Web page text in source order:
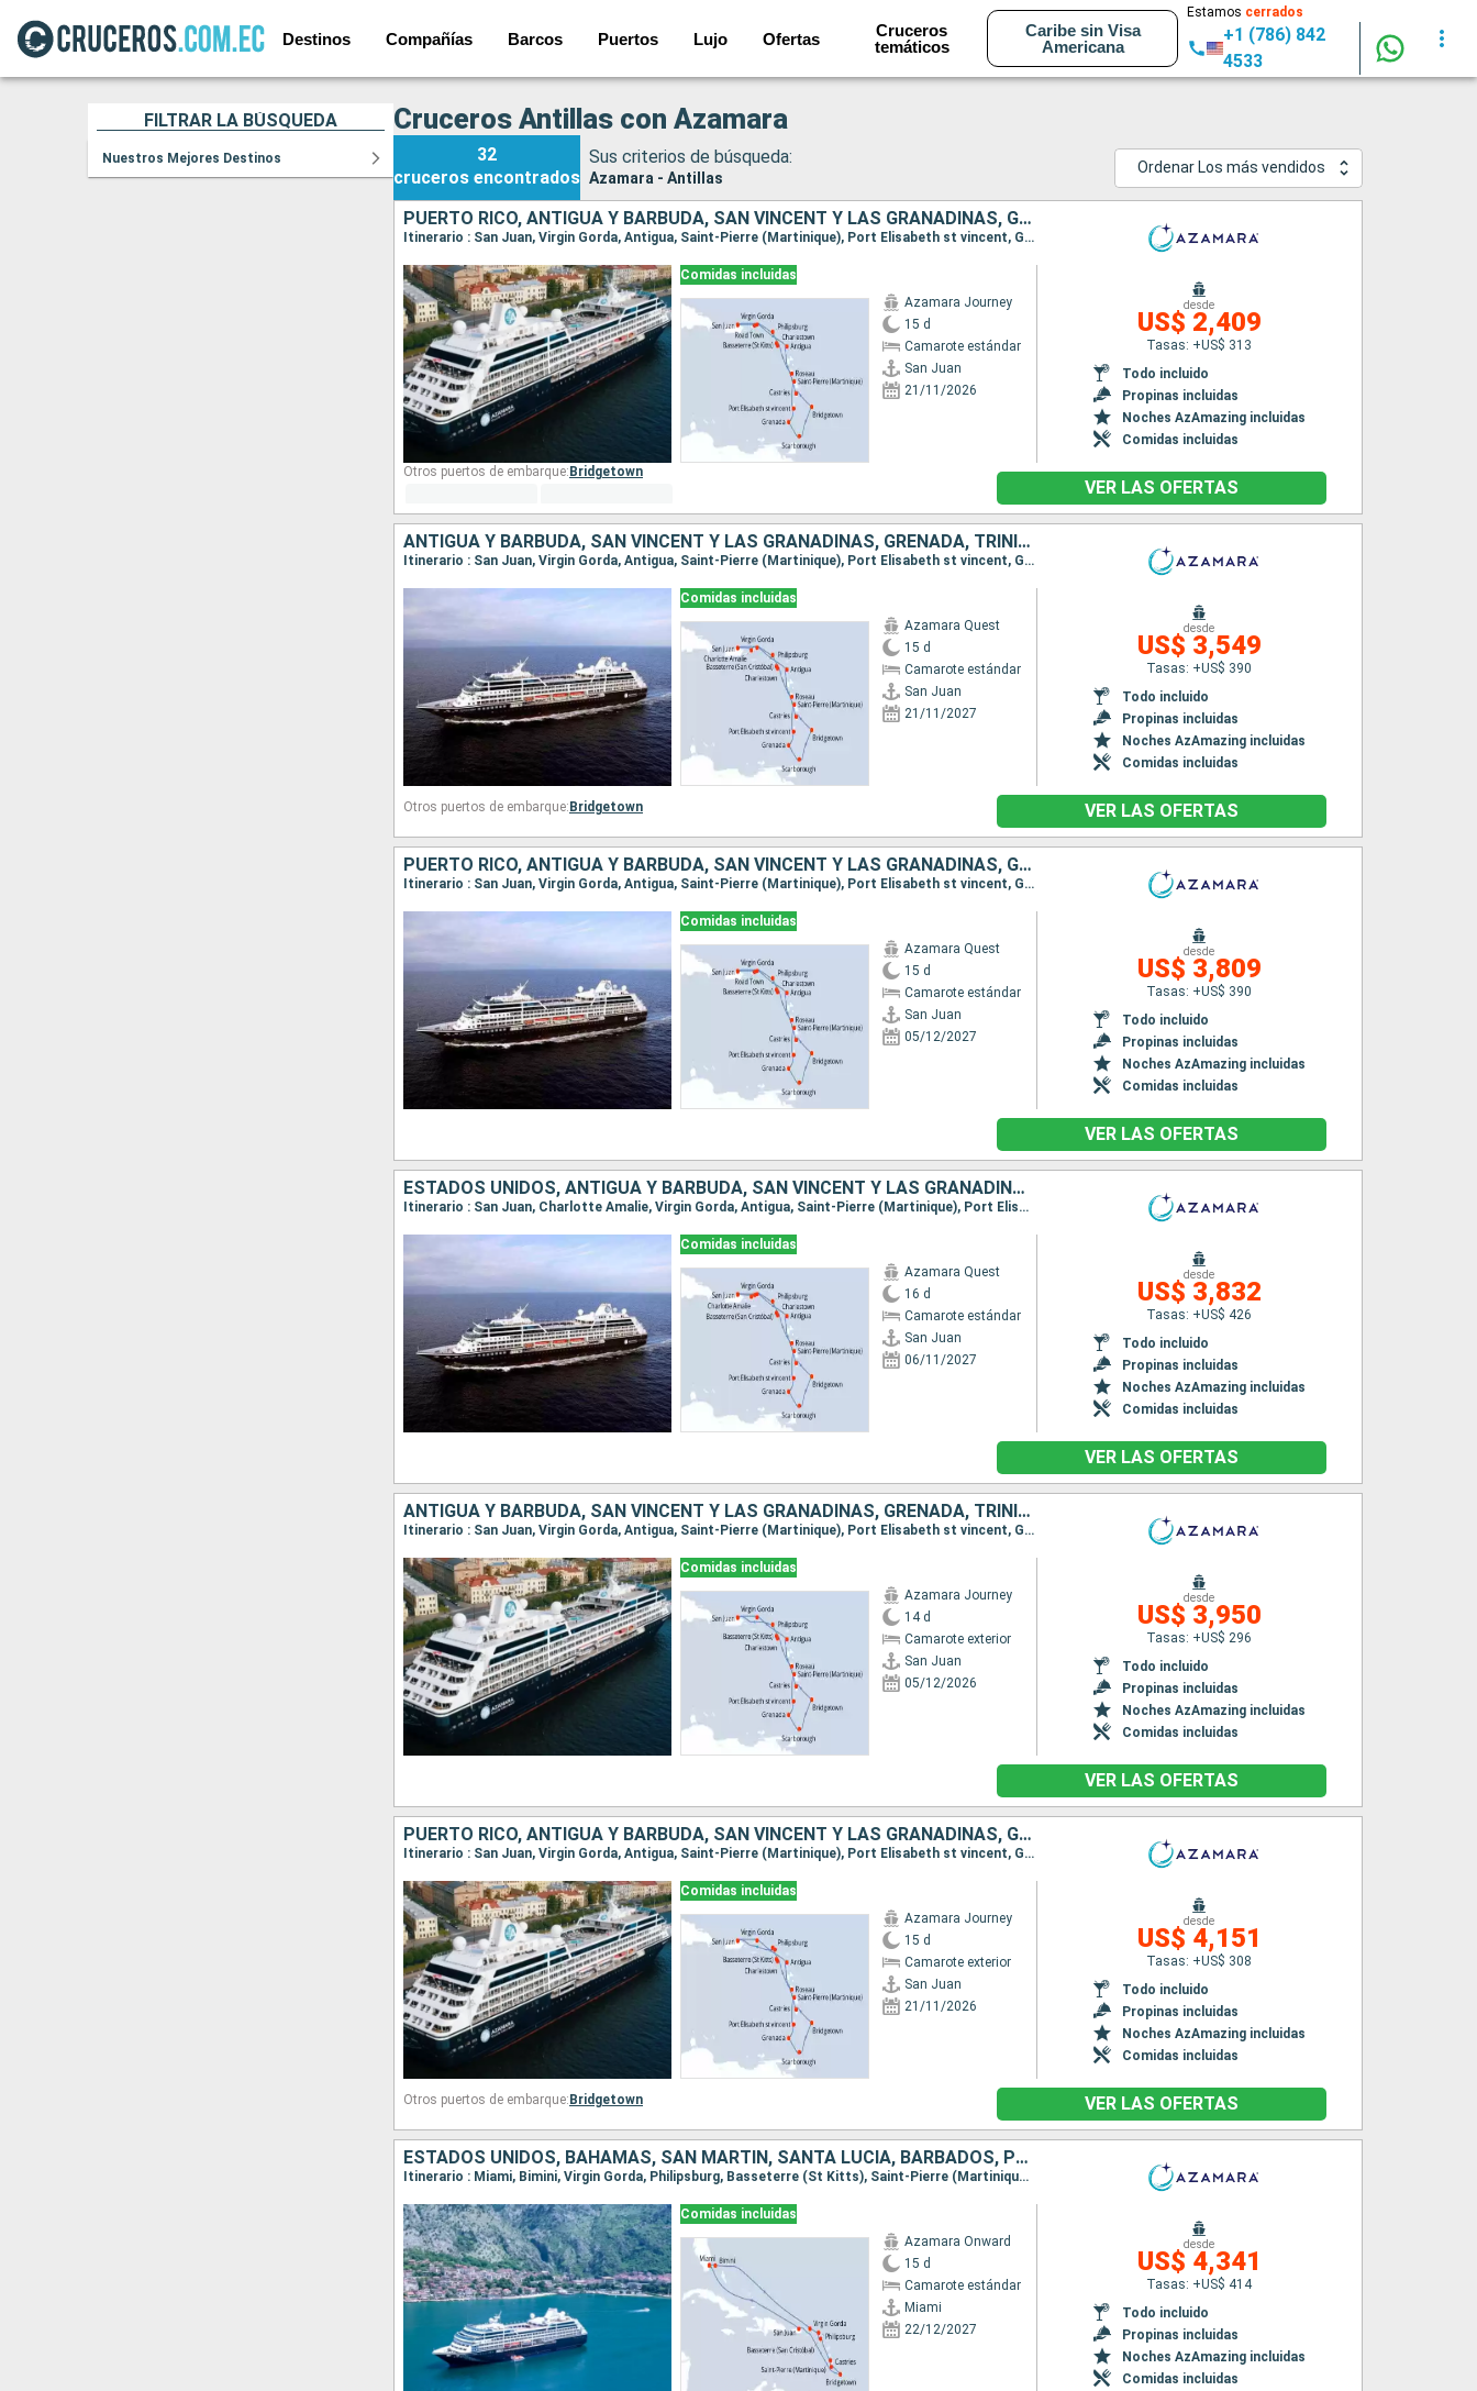
Destinos Compañías Barcos Puertos Lujo Ofertas
Cruceros
temáticos
Caribe sin Visa
Americana
Estamos cerrados
+1 (786) 842
4533
FILTRAR LA BÚSQUEDA
Nuestros Mejores Destinos
Cruceros Antillas con Azamara
32
cruceros encontrados
Sus criterios de búsqueda:
Azamara - Antillas
Ordenar Los más vendidos
PUERTO RICO, ANTIGUA Y BARBUDA, SAN VINCENT Y LAS GRANADINAS, GRENADA, TRINIDAD Y TOBAGO, BARBADOS, SANTA LUCIA, DOMINICA, SAN MARTÍN
Itinerario : San Juan, Virgin Gorda, Antigua, Saint-Pierre (Martinique), Port Elisabeth st vincent, Grenada, Scarborough, Bridgetown, Castries, Roseau, Basseterre (St Kitts), Charlestown, Philipsburg, Road Town, San Juan
Comidas incluidas
Azamara Journey
15 d
Camarote estándar
San Juan
21/11/2026
desde
US$ 2,409
Tasas: +US$ 313
Todo incluido
Propinas incluidas
Noches AzAmazing incluidas
Comidas incluidas
Otros puertos de embarque: Bridgetown
VER LAS OFERTAS
ANTIGUA Y BARBUDA, SAN VINCENT Y LAS GRANADINAS, GRENADA, TRINIDAD Y TOBAGO, BARBADOS, SANTA LUCIA, DOMINICA, SAN MARTÍN, ESTADOS UNIDOS, PUERTO RICO
Itinerario : San Juan, Virgin Gorda, Antigua, Saint-Pierre (Martinique), Port Elisabeth st vincent, Grenada, Scarborough, Bridgetown, Castries, Roseau, Basseterre (St Kitts), Charlestown, Philipsburg, Charlotte Amalie, San Juan
Comidas incluidas
Azamara Quest
15 d
Camarote estándar
San Juan
21/11/2027
desde
US$ 3,549
Tasas: +US$ 390
Todo incluido
Propinas incluidas
Noches AzAmazing incluidas
Comidas incluidas
Otros puertos de embarque: Bridgetown VER LAS OFERTAS
PUERTO RICO, ANTIGUA Y BARBUDA, SAN VINCENT Y LAS GRANADINAS, GRENADA, TRINIDAD Y TOBAGO, BARBADOS, SANTA LUCIA, DOMINICA, SAN MARTÍN
Itinerario : San Juan, Virgin Gorda, Antigua, Saint-Pierre (Martinique), Port Elisabeth st vincent, Grenada, Scarborough, Bridgetown, Castries, Roseau, Basseterre (St Kitts), Charlestown, Philipsburg, Road Town, San Juan
Comidas incluidas
Azamara Quest
15 d
Camarote estándar
San Juan
05/12/2027
desde
US$ 3,809
Tasas: +US$ 390
Todo incluido
Propinas incluidas
Noches AzAmazing incluidas
Comidas incluidas
VER LAS OFERTAS
ESTADOS UNIDOS, ANTIGUA Y BARBUDA, SAN VINCENT Y LAS GRANADINAS, GRENADA, TRINIDAD Y TOBAGO, BARBADOS, SANTA LUCIA, DOMINICA, SAN MARTÍN, PUERTO RICO
Itinerario : San Juan, Charlotte Amalie, Virgin Gorda, Antigua, Saint-Pierre (Martinique), Port Elisabeth st vincent, Grenada, Scarborough, Bridgetown, Castries, Roseau, Basseterre (St Kitts), Charlestown, Philipsburg, Road Town, San Juan
Comidas incluidas
Azamara Quest
16 d
Camarote estándar
San Juan
06/11/2027
desde
US$ 3,832
Tasas: +US$ 426
Todo incluido
Propinas incluidas
Noches AzAmazing incluidas
Comidas incluidas
VER LAS OFERTAS
ANTIGUA Y BARBUDA, SAN VINCENT Y LAS GRANADINAS, GRENADA, TRINIDAD Y TOBAGO, BARBADOS, SANTA LUCIA, DOMINICA, SAN MARTÍN, PUERTO RICO
Itinerario : San Juan, Virgin Gorda, Antigua, Saint-Pierre (Martinique), Port Elisabeth st vincent, Grenada, Scarborough, Bridgetown, Castries, Roseau, Basseterre (St Kitts), Charlestown, Philipsburg, San Juan
Comidas incluidas
Azamara Journey
14 d
Camarote exterior
San Juan
05/12/2026
desde
US$ 3,950
Tasas: +US$ 296
Todo incluido
Propinas incluidas
Noches AzAmazing incluidas
Comidas incluidas
VER LAS OFERTAS
PUERTO RICO, ANTIGUA Y BARBUDA, SAN VINCENT Y LAS GRANADINAS, GRENADA, TRINIDAD Y TOBAGO, BARBADOS, SANTA LUCIA, DOMINICA, SAN MARTÍN, FRANCIA
Itinerario : San Juan, Virgin Gorda, Antigua, Saint-Pierre (Martinique), Port Elisabeth st vincent, Grenada, Scarborough, Bridgetown, Castries, Roseau, Basseterre (St Kitts), Charlestown, Philipsburg, Gustavia, San Juan
Comidas incluidas
Azamara Journey
15 d
Camarote exterior
San Juan
21/11/2026
desde
US$ 4,151
Tasas: +US$ 308
Todo incluido
Propinas incluidas
Noches AzAmazing incluidas
Comidas incluidas
Otros puertos de embarque: Bridgetown VER LAS OFERTAS
ESTADOS UNIDOS, BAHAMAS, SAN MARTÍN, SANTA LUCIA, BARBADOS, PUERTO RICO
Itinerario : Miami, Bimini, Virgin Gorda, Philipsburg, Basseterre (St Kitts), Saint-Pierre (Martinique), Castries, Bridgetown, San Juan, Miami
Comidas incluidas
Azamara Onward
15 d
Camarote estándar
Miami
22/12/2027
desde
US$ 4,341
Tasas: +US$ 414
Todo incluido
Propinas incluidas
Noches AzAmazing incluidas
Comidas incluidas